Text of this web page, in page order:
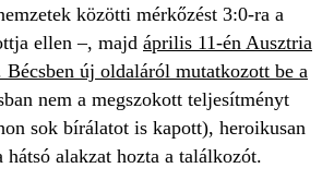
közötti mérkőzést 3:0-ra a
ellen –, majd április 11-én Ausztria
új oldaláról mutatkozott be a
nem a megszokott teljesítményt
sok bírálatot is kapott), heroikusan
hátsó alakzat hozta a találkozót.